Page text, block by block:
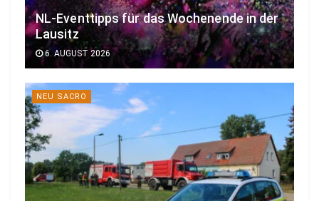
NL-Eventtipps für das Wochenende in der
Lausitz
6. AUGUST 2026
NEU SACRO